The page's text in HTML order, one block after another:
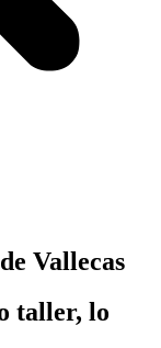
Vallecas
taller, lo